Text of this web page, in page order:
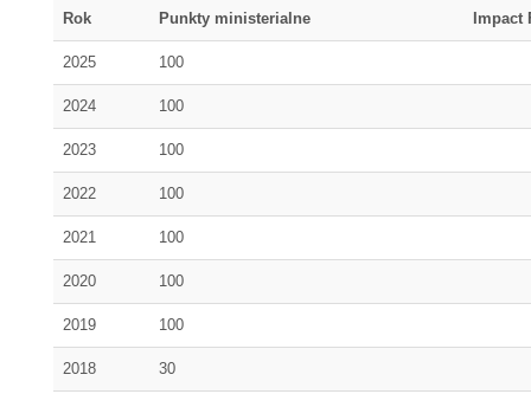
Rok Punkty ministerialne Impact
2025 100
2024 100
2023 100
2022 100
2021 100
2020 100
2019 100
2018 30